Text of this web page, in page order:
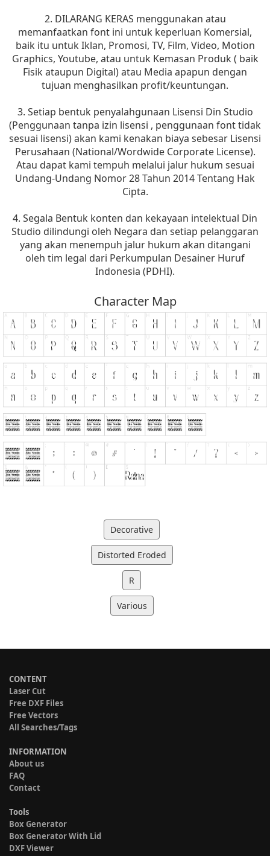
2. DILARANG KERAS menggunakan atau
memanfaatkan font ini untuk keperluan Komersial,
baik itu untuk Iklan, Promosi, TV, Film, Video, Motion
Graphics, Youtube, atau untuk Kemasan Produk ( baik
Fisik ataupun Digital) atau Media apapun dengan
tujuan menghasilkan profit/keuntungan.
3. Setiap bentuk penyalahgunaan Lisensi Din Studio
(Penggunaan tanpa izin lisensi , penggunaan font tidak
sesuai lisensi) akan kami kenakan biaya sebesar Lisensi
Perusahaan (National/Wordwide Corporate License).
Atau dapat kami tempuh melalui jalur hukum sesuai
Undang-Undang Nomor 28 Tahun 2014 Tentang Hak
Cipta.
4. Segala Bentuk konten dan kekayaan intelektual Din
Studio dilindungi oleh Negara dan setiap pelanggaran
yang akan menempuh jalur hukum akan ditangani
oleh tim legal dari Perkumpulan Desainer Huruf
Indonesia (PDHI).
Character Map
Decorative
Distorted Eroded
R
Various
CONTENT
Laser Cut
Free DXF Files
Free Vectors
All Searches/Tags
INFORMATION
About us
FAQ
Contact
Tools
Box Generator
Box Generator With Lid
DXF Viewer